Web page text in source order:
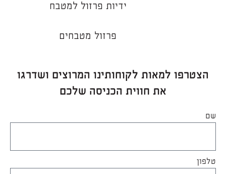
ידיות פרזול למטבח
פרזול מטבחים
הצטרפו למאות לקוחותינו המרוצים ושדרגו
את חווית הכניסה שלכם
שם
טלפון